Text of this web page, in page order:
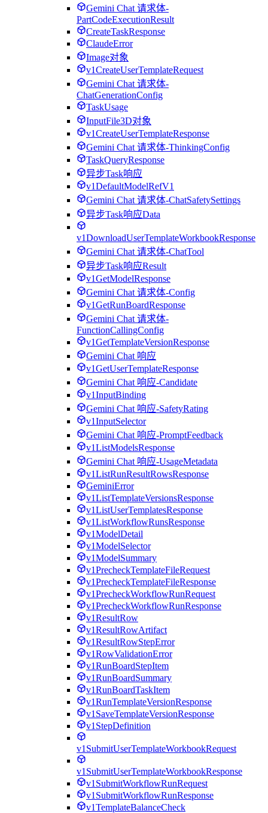
Gemini Chat 请求体-
PartCodeExecutionResult
CreateTaskResponse
ClaudeError
Image对象
v1CreateUserTemplateRequest
Gemini Chat 请求体-
ChatGenerationConfig
TaskUsage
InputFile3D对象
v1CreateUserTemplateResponse
Gemini Chat 请求体-ThinkingConfig
TaskQueryResponse
异步Task响应
v1DefaultModelRefV1
Gemini Chat 请求体-ChatSafetySettings
异步Task响应Data
v1DownloadUserTemplateWorkbookResponse
Gemini Chat 请求体-ChatTool
异步Task响应Result
v1GetModelResponse
Gemini Chat 请求体-Config
v1GetRunBoardResponse
Gemini Chat 请求体-
FunctionCallingConfig
v1GetTemplateVersionResponse
Gemini Chat 响应
v1GetUserTemplateResponse
Gemini Chat 响应-Candidate
v1InputBinding
Gemini Chat 响应-SafetyRating
v1InputSelector
Gemini Chat 响应-PromptFeedback
v1ListModelsResponse
Gemini Chat 响应-UsageMetadata
v1ListRunResultRowsResponse
GeminiError
v1ListTemplateVersionsResponse
v1ListUserTemplatesResponse
v1ListWorkflowRunsResponse
v1ModelDetail
v1ModelSelector
v1ModelSummary
v1PrecheckTemplateFileRequest
v1PrecheckTemplateFileResponse
v1PrecheckWorkflowRunRequest
v1PrecheckWorkflowRunResponse
v1ResultRow
v1ResultRowArtifact
v1ResultRowStepError
v1RowValidationError
v1RunBoardStepItem
v1RunBoardSummary
v1RunBoardTaskItem
v1RunTemplateVersionResponse
v1SaveTemplateVersionResponse
v1StepDefinition
v1SubmitUserTemplateWorkbookRequest
v1SubmitUserTemplateWorkbookResponse
v1SubmitWorkflowRunRequest
v1SubmitWorkflowRunResponse
v1TemplateBalanceCheck